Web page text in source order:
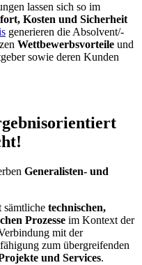
lassen sich so im
Kosten und Sicherheit
generieren die Absolvent/-
Wettbewerbsvorteile und
sowie deren Kunden
Generalisten- und
sämtliche technischen,
Prozesse im Kontext der
mit der
zum übergreifenden
und Services.